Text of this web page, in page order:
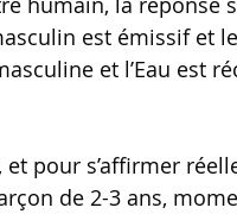
est émissif et
et l’Eau est
pour s’affirmer
de 2-3 ans,